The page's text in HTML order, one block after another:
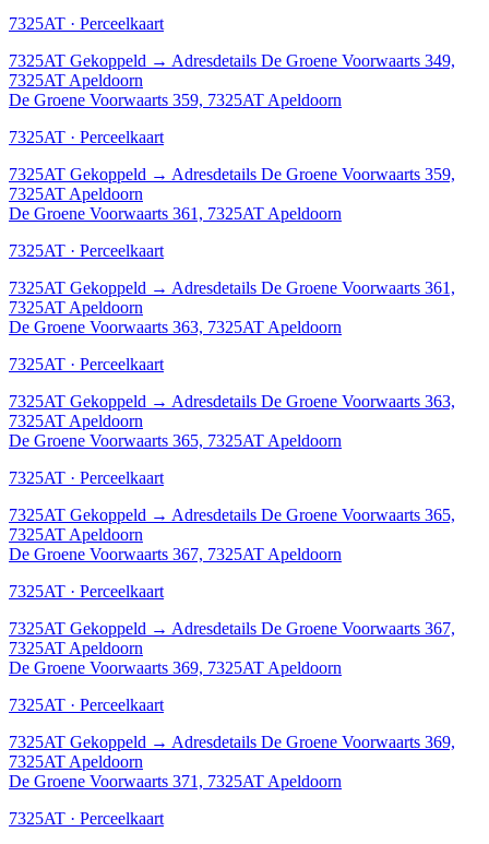
7325AT · Perceelkaart
7325AT Gekoppeld → Adresdetails De Groene Voorwaarts 349,
7325AT Apeldoorn
De Groene Voorwaarts 359, 7325AT Apeldoorn
7325AT · Perceelkaart
7325AT Gekoppeld → Adresdetails De Groene Voorwaarts 359,
7325AT Apeldoorn
De Groene Voorwaarts 361, 7325AT Apeldoorn
7325AT · Perceelkaart
7325AT Gekoppeld → Adresdetails De Groene Voorwaarts 361,
7325AT Apeldoorn
De Groene Voorwaarts 363, 7325AT Apeldoorn
7325AT · Perceelkaart
7325AT Gekoppeld → Adresdetails De Groene Voorwaarts 363,
7325AT Apeldoorn
De Groene Voorwaarts 365, 7325AT Apeldoorn
7325AT · Perceelkaart
7325AT Gekoppeld → Adresdetails De Groene Voorwaarts 365,
7325AT Apeldoorn
De Groene Voorwaarts 367, 7325AT Apeldoorn
7325AT · Perceelkaart
7325AT Gekoppeld → Adresdetails De Groene Voorwaarts 367,
7325AT Apeldoorn
De Groene Voorwaarts 369, 7325AT Apeldoorn
7325AT · Perceelkaart
7325AT Gekoppeld → Adresdetails De Groene Voorwaarts 369,
7325AT Apeldoorn
De Groene Voorwaarts 371, 7325AT Apeldoorn
7325AT · Perceelkaart